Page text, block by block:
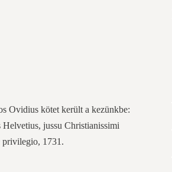
Ovidius kötet került a kezünkbe:
jussu Christianissimi
privilegio, 1731.